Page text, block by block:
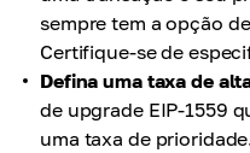
sempre tem a opção
Certifique-se de
Defina uma taxa de
de upgrade EIP-1559
uma taxa de